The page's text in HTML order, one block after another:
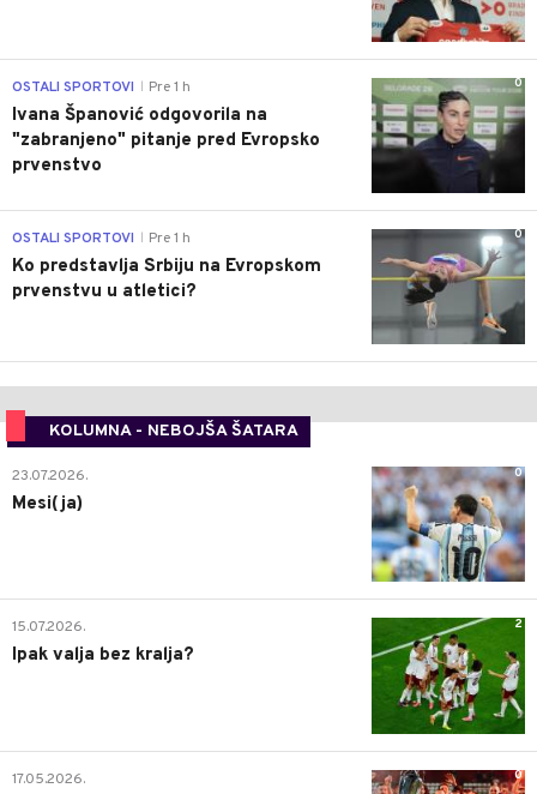
0
OSTALI SPORTOVI Pre 1 h
Ivana Španović odgovorila na
"zabranjeno" pitanje pred Evropsko
prvenstvo
0
OSTALI SPORTOVI Pre 1 h
Ko predstavlja Srbiju na Evropskom
prvenstvu u atletici?
KOLUMNA - NEBOJŠA ŠATARA
0
23.07.2026.
Mesi(ja)
2
15.07.2026.
Ipak valja bez kralja?
0
17.05.2026.